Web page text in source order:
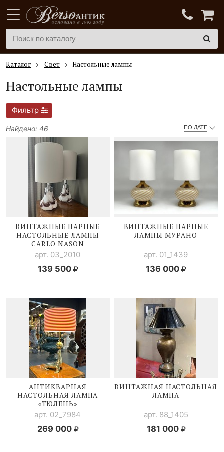
Каталог Свет Настольные лампы
Настольные лампы
Фильтр
ПО ДАТЕ
Найдено: 46
ВИНТАЖНЫЕ ПАРНЫЕ
НАСТОЛЬНЫЕ ЛАМПЫ
CARLO NASON
арт. 03_2010
139 500
ВИНТАЖНЫЕ ПАРНЫЕ
ЛАМПЫ МУРАНО
арт. 01_1439
136 000
АНТИКВАРНАЯ
НАСТОЛЬНАЯ ЛАМПА
«ТЮЛЕНЬ»
арт. 02_7984
269 000
ВИНТАЖНАЯ НАСТОЛЬНАЯ
ЛАМПА
арт. 88_1405
181 000